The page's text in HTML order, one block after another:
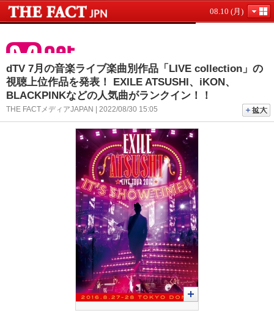
08.10 (月)
dTV 7月の音楽ライブ楽曲別作品「LIVE collection」の
視聴上位作品を発表！ EXILE ATSUSHI、iKON、
BLACKPINKなどの人気曲がランクイン！！
THE FACTメディアJAPAN | 2022/08/30 15:05